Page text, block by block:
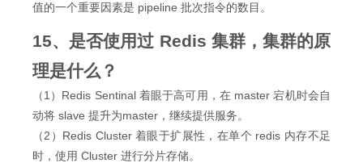
值的一个重要因素是 pipeline 批次指令的数目。
15、是否使用过 Redis 集群，集群的原
理是什么？
（1）Redis Sentinal 着眼于高可用，在 master 宕机时会自
动将 slave 提升为master，继续提供服务。
（2）Redis Cluster 着眼于扩展性，在单个 redis 内存不足
时，使用 Cluster 进行分片存储。